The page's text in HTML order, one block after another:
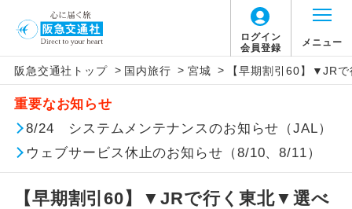
ログイン
会員登録
メニュー
阪急交通社トップ > 国内旅行 > 宮城 > 【早期割引60】▼JR
重要なお知らせ
8/24 システムメンテナンスのお知らせ（JAL）
ウェブサービス休止のお知らせ（8/10、8/11）
【早期割引60】▼JRで行く東北▼選べ
アイコン 説明
添乗員同行
往路出発空港（駅）から復路到着空港
（駅）まで同行します。
現地添乗員同
行
現地到着空港（駅）から最終日出発空港
（駅）まで添乗員が同行します。